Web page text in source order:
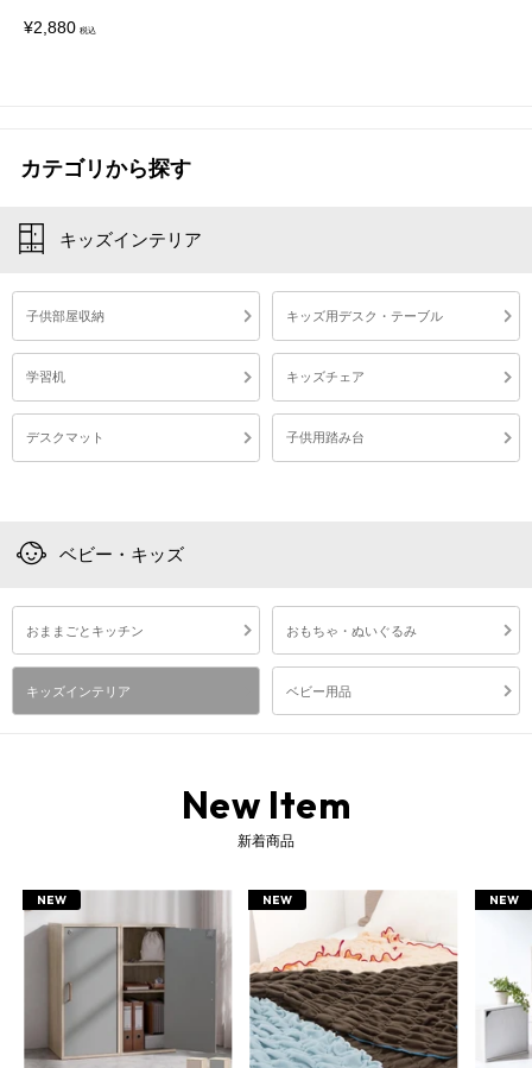
販
¥2,880
カテゴリから探す
キッズインテリア
子供部屋収納 キッズ用デスク・テーブル
学習机 キッズチェア
デスクマット 子供用踏み台
ベビー・キッズ
おままごとキッチン おもちゃ・ぬいぐるみ
キッズインテリア ベビー用品
New Item
新着商品
NEW NEW NEW